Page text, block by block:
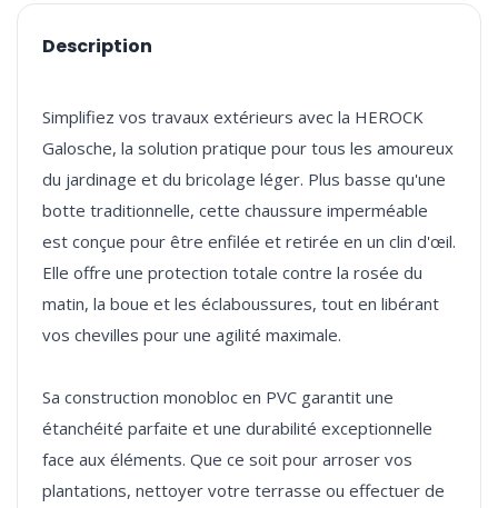
Description
Simplifiez vos travaux extérieurs avec la HEROCK
Galosche, la solution pratique pour tous les amoureux
du jardinage et du bricolage léger. Plus basse qu'une
botte traditionnelle, cette chaussure imperméable
est conçue pour être enfilée et retirée en un clin d'œil.
Elle offre une protection totale contre la rosée du
matin, la boue et les éclaboussures, tout en libérant
vos chevilles pour une agilité maximale.
Sa construction monobloc en PVC garantit une
étanchéité parfaite et une durabilité exceptionnelle
face aux éléments. Que ce soit pour arroser vos
plantations, nettoyer votre terrasse ou effectuer de